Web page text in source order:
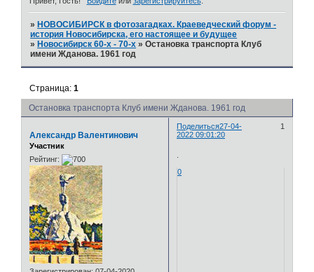
» НОВОСИБИРСК в фотозагадках. Краеведческий форум -
история Новосибирска, его настоящее и будущее
» Новосибирск 60-х - 70-х »Остановка транспорта Клуб
имени Жданова. 1961 год
Остановка транспорта Клуб имени Жданова. 1961 год
Страница:1
Поделиться 1
27-04-
2022 09:01:20
Александр Валентинович
Участник
Рейтинг:
0